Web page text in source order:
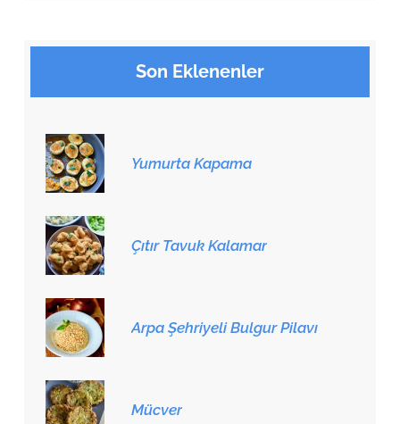
Son Eklenenler
Yumurta Kapama
Çıtır Tavuk Kalamar
Arpa Şehriyeli Bulgur Pilavı
Mücver